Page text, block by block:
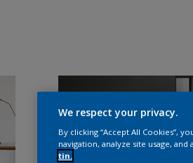
We respect your privacy.
By clicking “Accept All Cookies”,
navigation, analyze site usage,
tin.